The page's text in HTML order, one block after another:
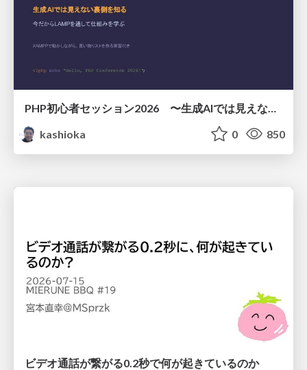
kashioka
0 850
ビデオ通話が繋がる0.2秒で何が起きているのか